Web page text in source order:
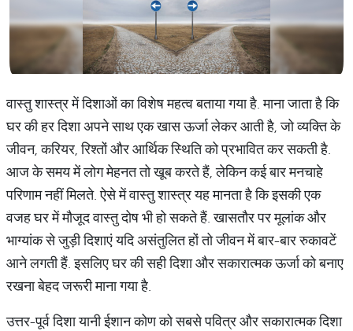
वास्तु शास्त्र में दिशाओं का विशेष महत्व बताया गया है. माना जाता है कि
घर की हर दिशा अपने साथ एक खास ऊर्जा लेकर आती है, जो व्यक्ति के
जीवन, करियर, रिश्तों और आर्थिक स्थिति को प्रभावित कर सकती है.
आज के समय में लोग मेहनत तो खूब करते हैं, लेकिन कई बार मनचाहे
परिणाम नहीं मिलते. ऐसे में वास्तु शास्त्र यह मानता है कि इसकी एक
वजह घर में मौजूद वास्तु दोष भी हो सकते हैं. खासतौर पर मूलांक और
भाग्यांक से जुड़ी दिशाएं यदि असंतुलित हों तो जीवन में बार-बार रुकावटें
आने लगती हैं. इसलिए घर की सही दिशा और सकारात्मक ऊर्जा को बनाए
रखना बेहद जरूरी माना गया है.
उत्तर-पूर्व दिशा यानी ईशान कोण को सबसे पवित्र और सकारात्मक दिशा